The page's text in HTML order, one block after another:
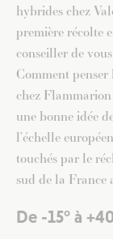
hybrides chez
première récolte
conseiller de
Comment
chez
une bonne idée
l’échelle
touchés par le
sud de la France
De -15° à